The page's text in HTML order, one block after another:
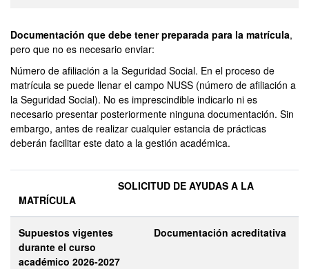
Documentación que debe tener preparada para la matrícula,
pero que no es necesario enviar:
Número de afiliación a la Seguridad Social. En el proceso de
matrícula se puede llenar el campo NUSS (número de afiliación a
la Seguridad Social). No es imprescindible indicarlo ni es
necesario presentar posteriormente ninguna documentación. Sin
embargo, antes de realizar cualquier estancia de prácticas
deberán facilitar este dato a la gestión académica.
SOLICITUD DE AYUDAS A LA
MATRÍCULA
Supuestos vigentes
durante el curso
académico 2026-2027
Documentación acreditativa